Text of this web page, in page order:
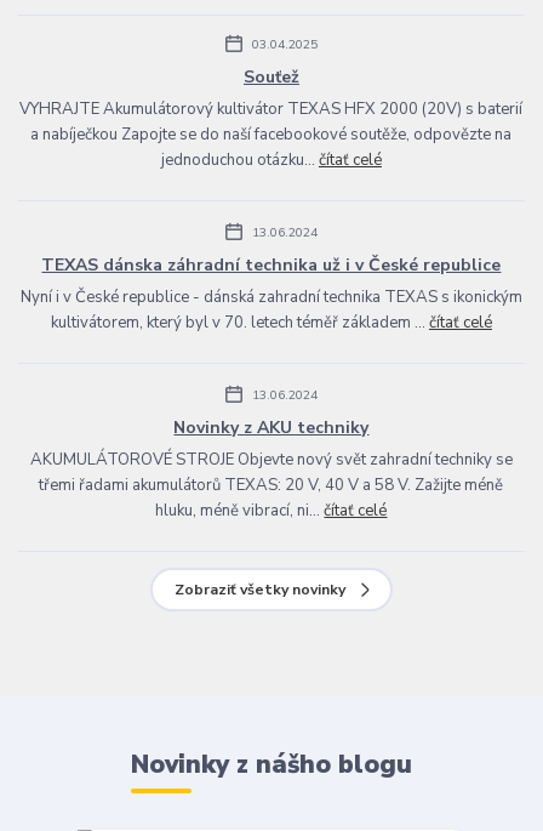
03.04.2025
Souťež
VYHRAJTE Akumulátorový kultivátor TEXAS HFX 2000 (20V) s baterií
a nabíječkou Zapojte se do naší facebookové soutěže, odpovězte na
jednoduchou otázku... čítať celé
13.06.2024
TEXAS dánska záhradní technika už i v České republice
Nyní i v České republice - dánská zahradní technika TEXAS s ikonickým
kultivátorem, který byl v 70. letech téměř základem ... čítať celé
13.06.2024
Novinky z AKU techniky
AKUMULÁTOROVÉ STROJE Objevte nový svět zahradní techniky se
třemi řadami akumulátorů TEXAS: 20 V, 40 V a 58 V. Zažijte méně
hluku, méně vibrací, ni...čítať celé
Zobraziť všetky novinky
Novinky z nášho blogu